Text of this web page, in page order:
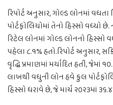
રિપોર્ટ અનુસાર, ગોલ્ડ લોનમાં
પોર્ટફોલિયોમાં તેનો હિસ્સો વધ્યો
રિટેલ લોનમાં ગોલ્ડ લોનનો હિસ્સો
પહેલા ૮.૧% હતો.રિપોર્ટ અનુસાર,
વૃદ્ધિ પ્રમાણમાં મર્યાદિત હતી, જેમાં
લાખથી વધુની લોન હવે કુલ
હિસ્સો ધરાવે છે, જે માર્ચ ૨૦૨૩માં